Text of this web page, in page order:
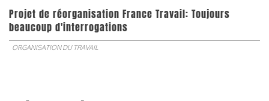
Projet de réorganisation France Travail: Toujours
beaucoup d'interrogations
ORGANISATION DU TRAVAIL